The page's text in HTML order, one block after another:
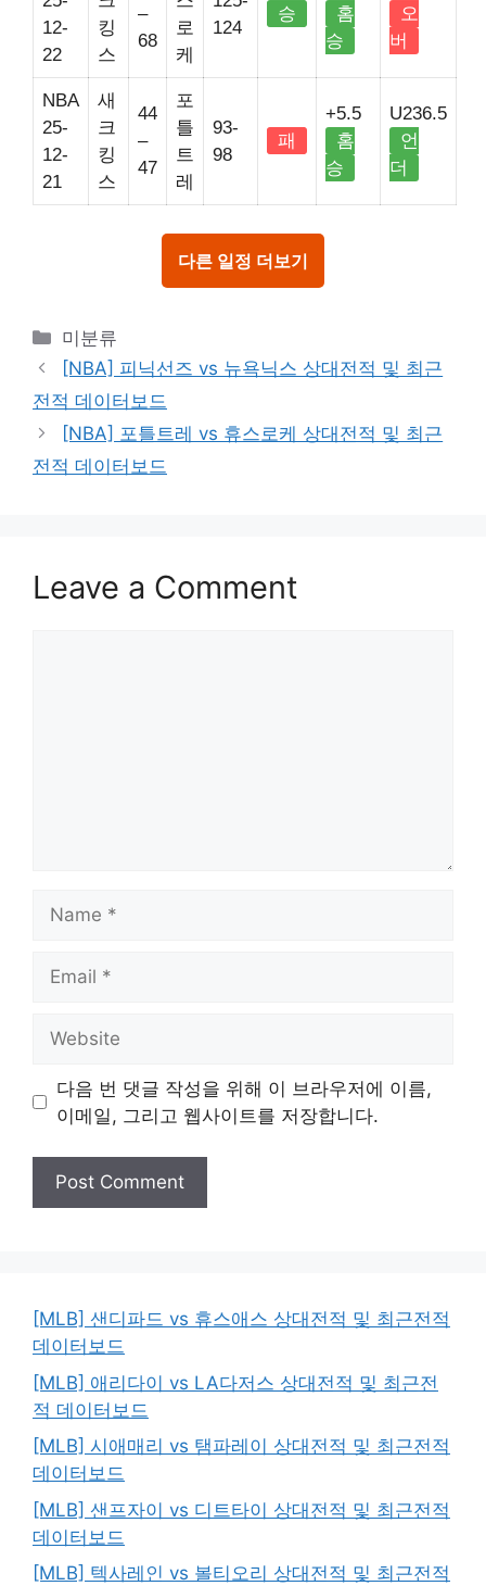
12-
22
킹
스
–
68
로
케
124
승
홈
승
오
버
NBA
25-
12-
21
새
크
킹
스
44
–
47
포
틀
트
레
93-
98
패
+5.5
홈
승
U236.5
언
더
다른 일정 더보기
Categories
미분류
[NBA] 피닉선즈 vs 뉴욕닉스 상대전적 및 최근
전적 데이터보드
[NBA] 포틀트레 vs 휴스로케 상대전적 및 최근
전적 데이터보드
Leave a Comment
다음 번 댓글 작성을 위해 이 브라우저에 이름,
이메일, 그리고 웹사이트를 저장합니다.
[MLB] 샌디파드 vs 휴스애스 상대전적 및 최근전적
데이터보드
[MLB] 애리다이 vs LA다저스 상대전적 및 최근전
적 데이터보드
[MLB] 시애매리 vs 탬파레이 상대전적 및 최근전적
데이터보드
[MLB] 샌프자이 vs 디트타이 상대전적 및 최근전적
데이터보드
[MLB] 텍사레인 vs 볼티오리 상대전적 및 최근전적